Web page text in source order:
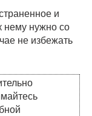
и
нему нужно со
не избежать